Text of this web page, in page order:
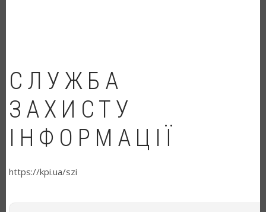
СЛУЖБА
ЗАХИСТУ
ІНФОРМАЦІЇ
https://kpi.ua/szi